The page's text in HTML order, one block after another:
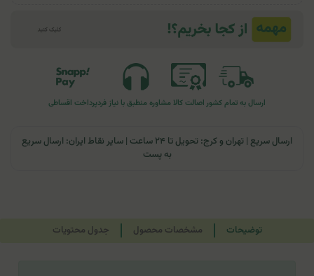
ارسال به تمام کشوراصالت کالا مشاوره منطبق با نیاز فردپرداخت اقساطی
ارسال سریع | تهران و کرج: تحویل تا ۲۴ ساعت | سایر نقاط ایران: ارسال سریع
به پست
توضیحات مشخصات محصول جدول محتویات